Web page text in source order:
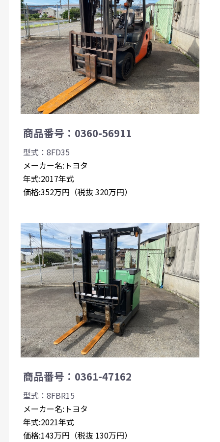
商品番号：0360-56911
型式：8FD35
メーカー名:トヨタ
年式:2017年式
価格:352万円（税抜 320万円）
商品番号：0361-47162
型式：8FBR15
メーカー名:トヨタ
年式:2021年式
価格:143万円（税抜 130万円）